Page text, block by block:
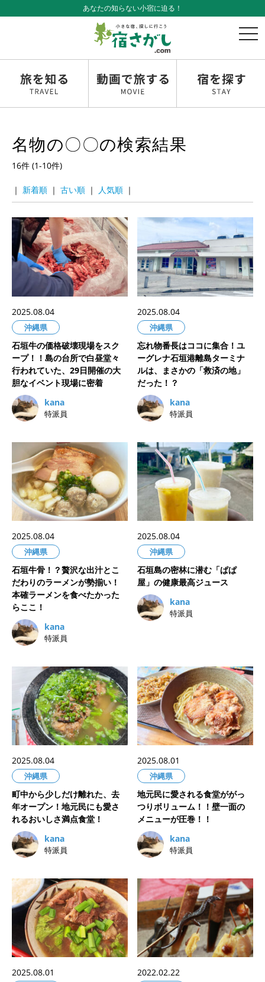
あなたの知らない小宿に迫る！
t
g
l
n
n
名物の〇〇の検索結果
16件 (1-10件)
｜ ｜ ｜ ｜
2025.08.04
沖縄県
石垣牛の価格破壊現場をスク
ープ！！島の台所で白昼堂々
行われていた、29日開催の大
胆なイベント現場に密着
kana
特派員
2025.08.04
沖縄県
忘れ物番長はココに集合！ユ
ーグレナ石垣港離島ターミナ
ルは、まさかの「救済の地」
だった！？
kana
特派員
2025.08.04
沖縄県
石垣牛骨！？贅沢な出汁とこ
だわりのラーメンが勢揃い！
本確ラーメンを食べたかった
らここ！
kana
特派員
2025.08.04
沖縄県
石垣島の密林に潜む「ぱぱ
屋」の健康最高ジュース
kana
特派員
2025.08.04
沖縄県
町中から少しだけ離れた、去
年オープン！地元民にも愛さ
れるおいしさ満点食堂！
kana
特派員
2025.08.01
沖縄県
地元民に愛される食堂ががっ
つりボリューム！！壁一面の
メニューが圧巻！！
kana
特派員
2025.08.01 2022.02.22